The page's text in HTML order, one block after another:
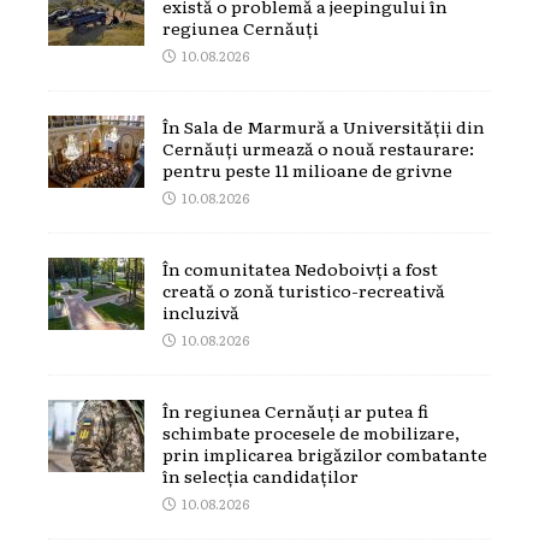
există o problemă a jeepingului în
regiunea Cernăuți
10.08.2026
În Sala de Marmură a Universității din
Cernăuți urmează o nouă restaurare:
pentru peste 11 milioane de grivne
10.08.2026
În comunitatea Nedoboivți a fost
creată o zonă turistico-recreativă
incluzivă
10.08.2026
În regiunea Cernăuți ar putea fi
schimbate procesele de mobilizare,
prin implicarea brigăzilor combatante
în selecția candidaților
10.08.2026